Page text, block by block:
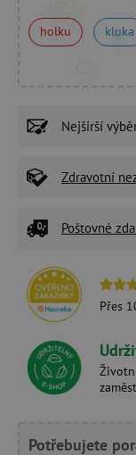
holku kluka
Nejširší
Zdravotní
Poštovné
Přes
Potřebujete